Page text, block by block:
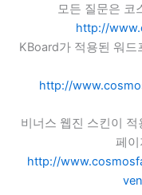
모든 질문은 코
http://
KBoard가 적용된 워
http://
비너스 웹진 스킨이
페
http://